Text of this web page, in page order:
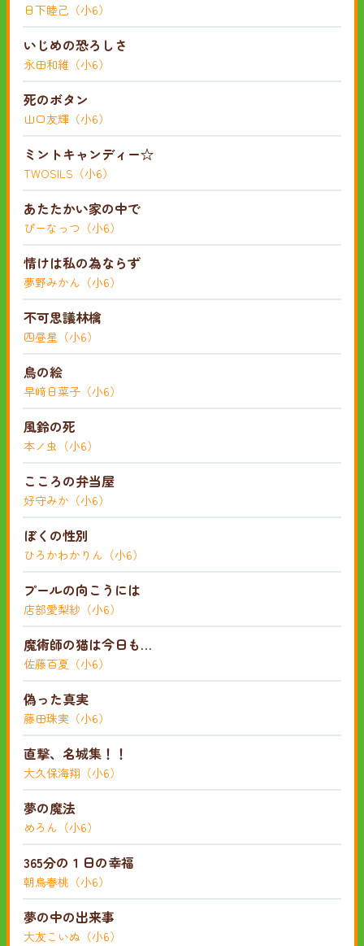
日下睦己（小6）
いじめの恐ろしさ
永田和維（小6）
死のボタン
山口友輝（小6）
ミントキャンディー☆
TWOSILS（小6）
あたたかい家の中で
ぴーなっつ（小6）
情けは私の為ならず
夢野みかん（小6）
不可思議林檎
四昼星（小6）
鳥の絵
早﨑日菜子（小6）
風鈴の死
本ノ虫（小6）
こころの弁当屋
好守みか（小6）
ぼくの性別
ひろかわかりん（小6）
プールの向こうには
店部愛梨紗（小6）
魔術師の猫は今日も…
佐藤百夏（小6）
偽った真実
藤田珠実（小6）
直撃、名城集！！
大久保海翔（小6）
夢の魔法
めろん（小6）
365分の１日の幸福
朝烏春桃（小6）
夢の中の出来事
大友こいぬ（小6）